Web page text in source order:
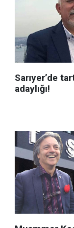
Sarıyer’de
adaylığı!